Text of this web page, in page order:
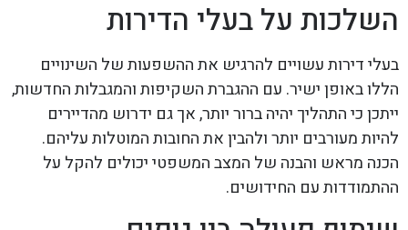
השלכות על בעלי הדירות
בעלי דירות עשויים להרגיש את ההשפעות של השינויים
הללו באופן ישיר. עם ההגברת השקיפות והמגבלות החדשות,
ייתכן כי התהליך יהיה ברור יותר, אך גם ידרוש מהדיירים
להיות מעורבים יותר ולהבין את החובות המוטלות עליהם.
הכנה מראש והבנה של המצב המשפטי יכולים להקל על
ההתמודדות עם החידושים.